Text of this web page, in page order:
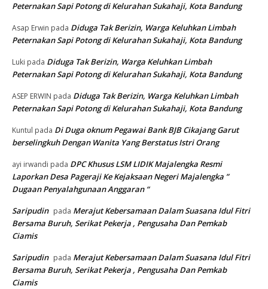
Peternakan Sapi Potong di Kelurahan Sukahaji, Kota Bandung
Asap Erwin pada Diduga Tak Berizin, Warga Keluhkan Limbah
Peternakan Sapi Potong di Kelurahan Sukahaji, Kota Bandung
Luki pada Diduga Tak Berizin, Warga Keluhkan Limbah
Peternakan Sapi Potong di Kelurahan Sukahaji, Kota Bandung
ASEP ERWIN pada Diduga Tak Berizin, Warga Keluhkan Limbah
Peternakan Sapi Potong di Kelurahan Sukahaji, Kota Bandung
Kuntul pada Di Duga oknum Pegawai Bank BJB Cikajang Garut
berselingkuh Dengan Wanita Yang Berstatus Istri Orang
ayi irwandi pada DPC Khusus LSM LIDIK Majalengka Resmi
Laporkan Desa Pageraji Ke Kejaksaan Negeri Majalengka ”
Dugaan Penyalahgunaan Anggaran “
Saripudin pada Merajut Kebersamaan Dalam Suasana Idul Fitri
Bersama Buruh, Serikat Pekerja , Pengusaha Dan Pemkab
Ciamis
Saripudin pada Merajut Kebersamaan Dalam Suasana Idul Fitri
Bersama Buruh, Serikat Pekerja , Pengusaha Dan Pemkab
Ciamis